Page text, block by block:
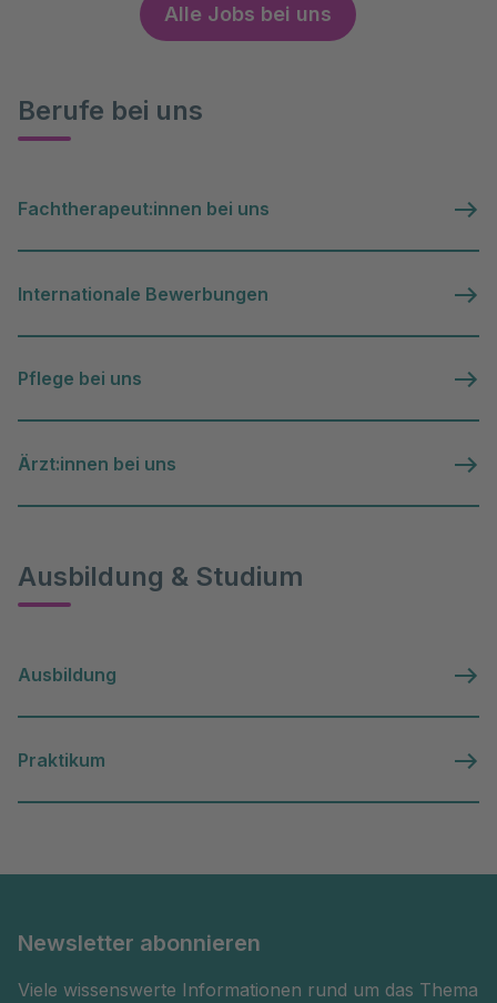
Alle Jobs bei uns
Berufe bei uns
Fachtherapeut:innen bei uns
Internationale Bewerbungen
Pflege bei uns
Ärzt:innen bei uns
Ausbildung & Studium
Ausbildung
Praktikum
Newsletter abonnieren
Viele wissenswerte Informationen rund um das Thema